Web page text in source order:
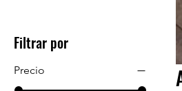
Filtrar por
Precio